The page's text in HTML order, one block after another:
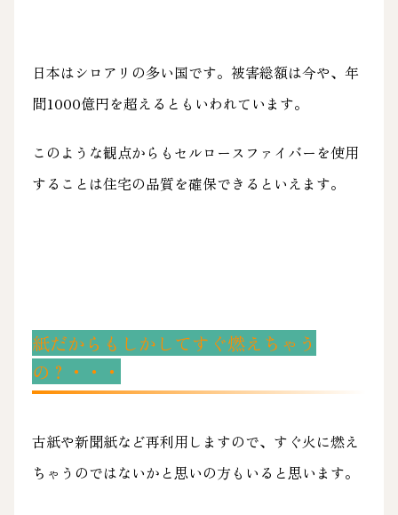
日本はシロアリの多い国です。被害総額は今や、年
間1000億円を超えるともいわれています。
このような観点からもセルロースファイバーを使用
することは住宅の品質を確保できるといえます。
紙だからもしかしてすぐ燃えちゃう
の？・・・
古紙や新聞紙など再利用しますので、すぐ火に燃え
ちゃうのではないかと思いの方もいると思います。